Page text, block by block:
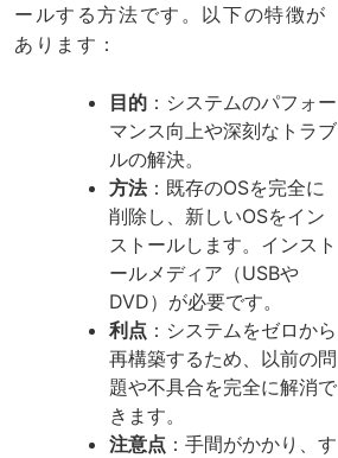
ールする方法です。以下の特徴が
あります：
目的 ：システムのパフォー
マンス向上や深刻なトラブ
ルの解決。
方法：既存のOSを完全に
削除し、新しいOSをイン
ストールします。インスト
ールメディア（USBや
DVD）が必要です。
利点 ：システムをゼロから
再構築するため、以前の問
題や不具合を完全に解消で
きます。
注意点 ：手間がかかり、す